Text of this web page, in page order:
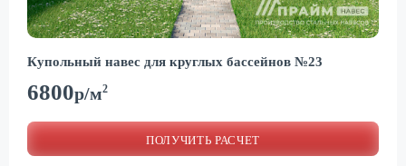
Купольный навес для круглых бассейнов №23
6800р/м2
ПОЛУЧИТЬ РАСЧЕТ